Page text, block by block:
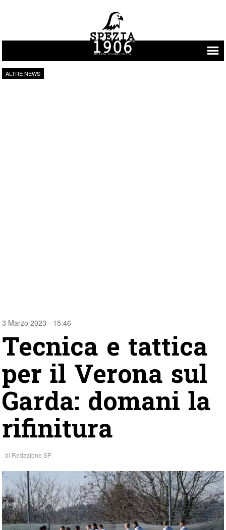
Vai al contenuto
ALTRE NEWS
3 Marzo 2023 - 15:46
Tecnica e tattica
per il Verona sul
Garda: domani la
rifinitura
di Redazione SP